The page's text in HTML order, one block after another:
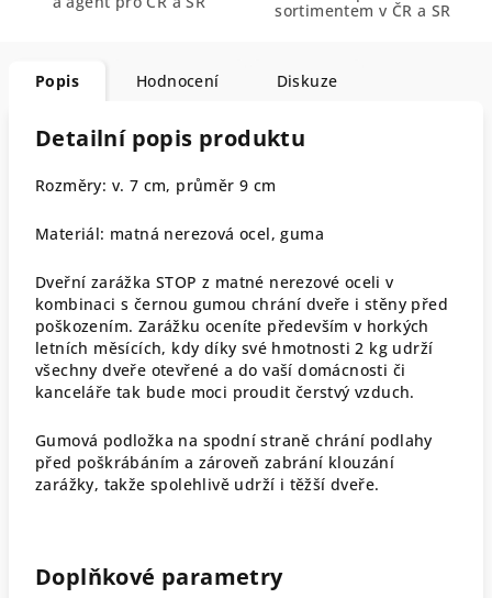
sortimentem v ČR a SR
Popis Hodnocení Diskuze
Detailní popis produktu
Rozměry: v. 7 cm, průměr 9 cm
Materiál: matná nerezová ocel, guma
Dveřní zarážka STOP z matné nerezové oceli v
kombinaci s černou gumou chrání dveře i stěny před
poškozením. Zarážku oceníte především v horkých
letních měsících, kdy díky své hmotnosti 2 kg udrží
všechny dveře otevřené a do vaší domácnosti či
kanceláře tak bude moci proudit čerstvý vzduch.
Gumová podložka na spodní straně chrání podlahy
před poškrábáním a zároveň zabrání klouzání
zarážky, takže spolehlivě udrží i těžší dveře.
Doplňkové parametry